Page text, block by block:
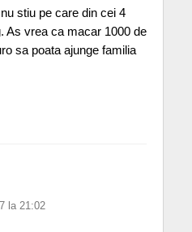
stiu pe care din cei 4
As vrea ca macar 1000 de
sa poata ajunge familia
la 21:02